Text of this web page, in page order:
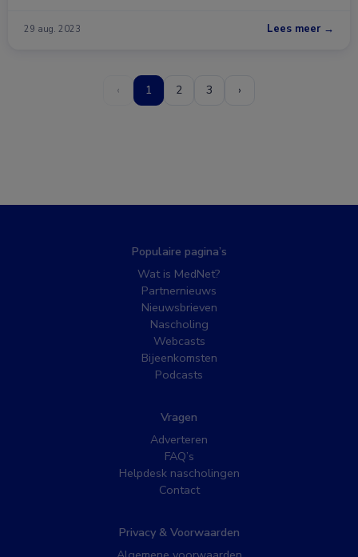
29 aug. 2023 Lees meer →
‹ 1 2 3 ›
Populaire pagina’s
Wat is MedNet?
Partnernieuws
Nieuwsbrieven
Nascholing
Webcasts
Bijeenkomsten
Podcasts
Vragen
Adverteren
FAQ’s
Helpdesk nascholingen
Contact
Privacy & Voorwaarden